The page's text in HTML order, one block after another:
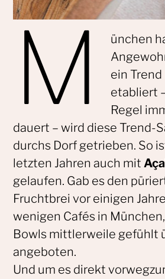
M
ünchen
ein
etabliert
Regel
dauert – wird diese Trend-
durchs Dorf getrieben. So
letzten Jahren auch mit
gelaufen. Gab es den
Fruchtbrei vor einigen
wenigen Cafés in
Bowls mittlerweile gefühlt
angeboten.
Und um es direkt